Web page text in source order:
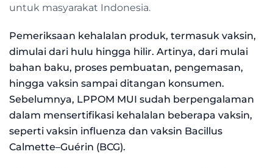
untuk masyarakat Indonesia.
Pemeriksaan kehalalan produk, termasuk vaksin,
dimulai dari hulu hingga hilir. Artinya, dari mulai
bahan baku, proses pembuatan, pengemasan,
hingga vaksin sampai ditangan konsumen.
Sebelumnya, LPPOM MUI sudah berpengalaman
dalam mensertifikasi kehalalan beberapa vaksin,
seperti vaksin influenza dan vaksin Bacillus
Calmette–Guérin (BCG).